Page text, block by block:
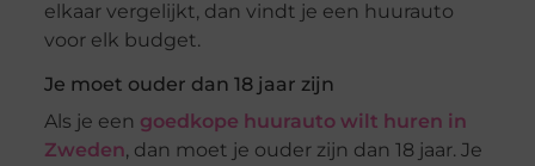
elkaar vergelijkt, dan vindt je een huurauto
voor elk budget.
Je moet ouder dan 18 jaar zijn
Als je een goedkope huurauto wilt huren in
Zweden, dan moet je ouder zijn dan 18 jaar. Je